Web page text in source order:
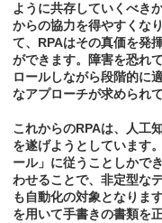
ように共存していくべき
からの協力を得やすくな
て、RPAはその真価を発
ができます。障害を恐れ
ロールしながら段階的に
なアプローチが求められ
これからのRPAは、人工
を遂げようとしています
ール」に従うことしかで
わせることで、非定型な
も自動化の対象となりま
を用いて手書きの書類を